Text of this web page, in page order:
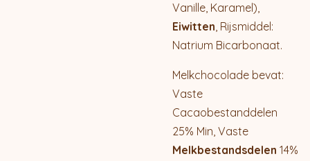
Vanille, Karamel),
Eiwitten, Rijsmiddel:
Natrium Bicarbonaat.
Melkchocolade bevat:
Vaste
Cacaobestanddelen
25% Min, Vaste
Melkbestandsdelen 14%